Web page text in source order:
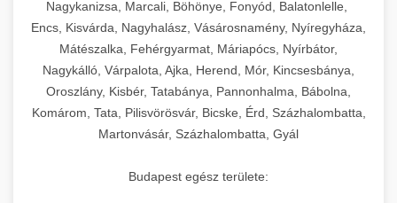
Ipari sütők és gőzpárolók katalógusa -
chef-iparikonyhagepek.hu
berendezések
használatot, miközben megfelel az összes
higiéniai előírásnak.
Ipari hűtőberendezések széles
választéka - chef-iparikonyhagepek.hu
kereskedelmi hűtőegység és hűtőkamra rendszerek
hőmérsékletet és vízminőséget figyelő
rendszerekkel, valamint energiatakarékos
technológiával rendelkeznek. A rozsdamentes
acél konstrukció és a könnyen hozzáférhető
karbantartási pontok biztosítják a hosszú
élettartamot és az egyszerű üzemeltetést.
Ipari mosogatógépek teljes kínálata -
tisztíthatók, szétszerelhetők és karbantarthatók,
megfelelnek az összes élelmiszer-biztonsági
előírásnak. Különböző teljesítményű modellek
állnak rendelkezésre asztali és állványos
kivitelben, az egyedi igények és a
feldolgozandó mennyiségek függvényében.
Biztonságos kezelést biztosító védőburkolatok
számára.
berendezést magában foglal, amely szükséges
egy modern, hatékonyan működő
kereskedelmi konyha komplett felszereléséhez
és működtetéséhez. Az alapvető
főzőberendezésektől (tűzhelyek, sütők,
grillsütők, frittőzök) kezdve a speciális
feldolgozógépeken (szeletelők, aprítók,
Nagykanizsa, Marcali, Böhönye, Fonyód, Balatonlelle,
Encs, Kisvárda, Nagyhalász, Vásárosnamény, Nyíregyháza,
Mátészalka, Fehérgyarmat, Máriapócs, Nyírbátor,
Nagykálló, Várpalota, Ajka, Herend, Mór, Kincsesbánya,
Oroszlány, Kisbér, Tatabánya, Pannonhalma, Bábolna,
Komárom, Tata, Pilisvörösvár, Bicske, Érd, Százhalombatta,
Martonvásár, Százhalombatta, Gyál
Budapest egész területe: